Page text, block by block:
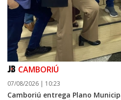
CAMBORIÚ
07/08/2026 | 10:23
Camboriú entrega Plano